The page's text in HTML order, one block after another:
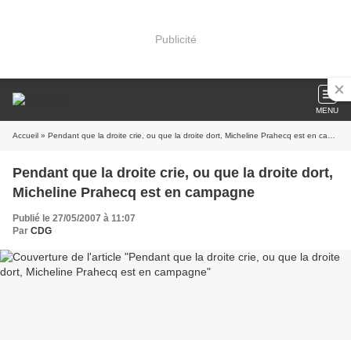
Publicité
MENU
Accueil » Pendant que la droite crie, ou que la droite dort, Micheline Prahecq est en campagne
Pendant que la droite crie, ou que la droite dort,
Micheline Prahecq est en campagne
Publié le 27/05/2007 à 11:07
Par CDG